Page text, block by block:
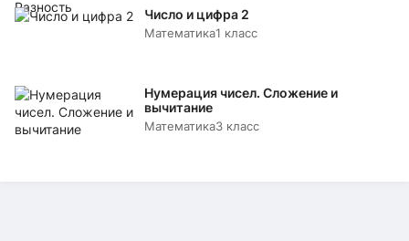
Число и цифра 2
Математика1 класс
Нумерация чисел. Сложение и
вычитание
Математика3 класс